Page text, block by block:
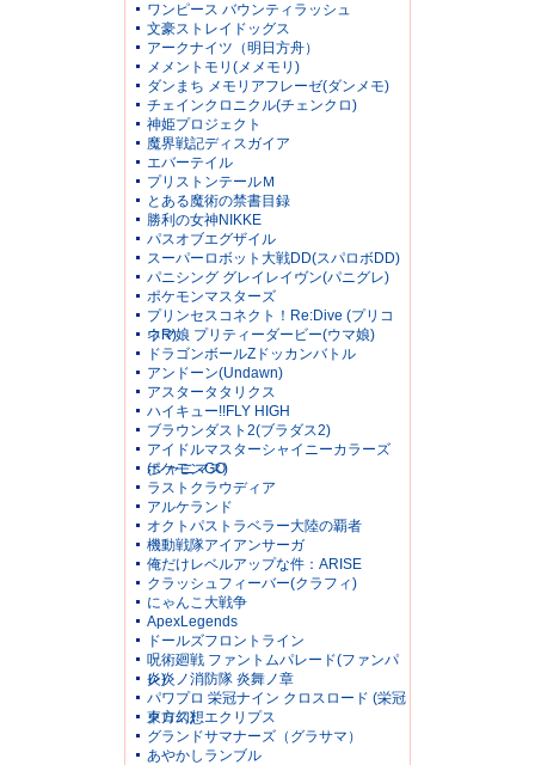
ワンピース バウンティラッシュ
文豪ストレイドッグス
アークナイツ（明日方舟）
メメントモリ(メメモリ)
ダンまち メモリアフレーゼ(ダンメモ)
チェインクロニクル(チェンクロ)
神姫プロジェクト
魔界戦記ディスガイア
エバーテイル
プリストンテールＭ
とある魔術の禁書目録
勝利の女神NIKKE
パスオブエグザイル
スーパーロボット大戦DD(スパロボDD)
パニシング グレイレイヴン(パニグレ)
ポケモンマスターズ
プリンセスコネクト！Re:Dive (プリコ
ネR)
ウマ娘 プリティーダービー(ウマ娘)
ドラゴンボールZドッカンバトル
アンドーン(Undawn)
アスタータタリクス
ハイキュー!!FLY HIGH
ブラウンダスト2(ブラダス2)
アイドルマスターシャイニーカラーズ
(シャニマス)
ポケモンGO
ラストクラウディア
アルケランド
オクトパストラベラー大陸の覇者
機動戦隊アイアンサーガ
俺だけレベルアップな件：ARISE
クラッシュフィーバー(クラフィ)
にゃんこ大戦争
ApexLegends
ドールズフロントライン
呪術廻戦 ファントムパレード(ファンパ
レ)
炎炎ノ消防隊 炎舞ノ章
パワプロ 栄冠ナイン クロスロード (栄冠
クロス)
東方幻想エクリプス
グランドサマナーズ（グラサマ）
あやかしランブル